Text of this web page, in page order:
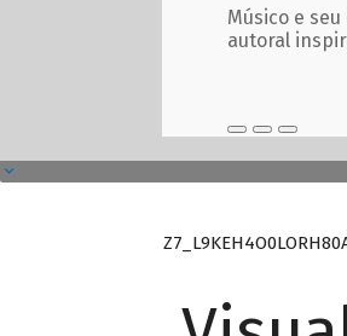
Músico e
autoral